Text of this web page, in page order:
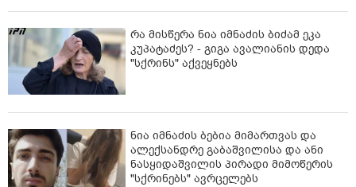
რა მისწერა ნია იმნაძის ბიძამ ეკა
კუპატაძეს? - გიგა ავალიანის დედა
"სქრინს" აქვეყნებს
ნია იმნაძის ბებია მიმართვას და
ალექსანდრე გაბაშვილისა და ანი
ნასყიდაშვილის პირადი მიმოწერის
"სქრინებს" ავრცელებს